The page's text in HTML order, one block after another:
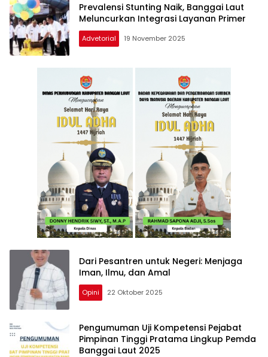
Prevalensi Stunting Naik, Banggai Laut
Meluncurkan Integrasi Layanan Primer
Advetorial 19 November 2025
Dari Pesantren untuk Negeri: Menjaga
Iman, Ilmu, dan Amal
Opini 22 Oktober 2025
Pengumuman Uji Kompetensi Pejabat
Pimpinan Tinggi Pratama Lingkup Pemda
Banggai Laut 2025